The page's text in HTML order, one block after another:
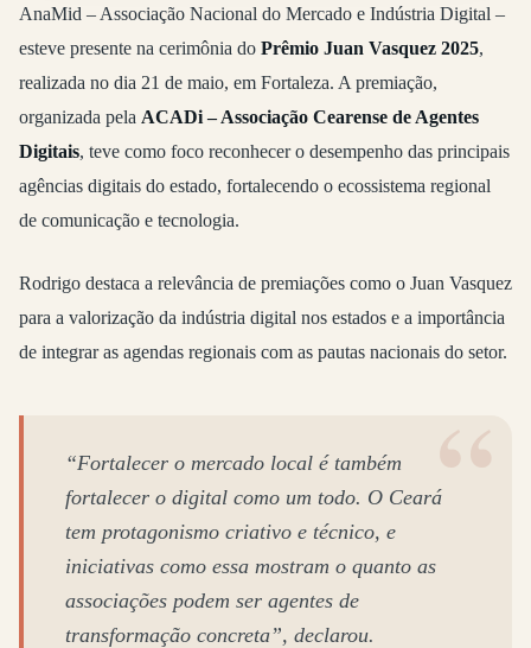
AnaMid – Associação Nacional do Mercado e Indústria Digital –
esteve presente na cerimônia do Prêmio Juan Vasquez 2025,
realizada no dia 21 de maio, em Fortaleza. A premiação,
organizada pela ACADi – Associação Cearense de Agentes
Digitais, teve como foco reconhecer o desempenho das principais
agências digitais do estado, fortalecendo o ecossistema regional
de comunicação e tecnologia.
Rodrigo destaca a relevância de premiações como o Juan Vasquez
para a valorização da indústria digital nos estados e a importância
de integrar as agendas regionais com as pautas nacionais do setor.
“Fortalecer o mercado local é também
fortalecer o digital como um todo. O Ceará
tem protagonismo criativo e técnico, e
iniciativas como essa mostram o quanto as
associações podem ser agentes de
transformação concreta”, declarou.